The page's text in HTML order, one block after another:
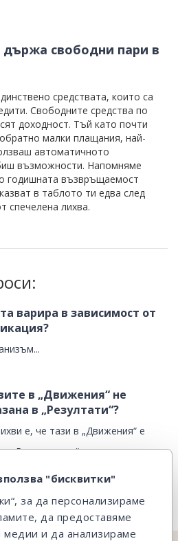
"бисквитки"
за да персонализираме
да предоставяме
и да анализираме
свободни пари в
средствата, които са
Свободните средства по
доходност. Тъй като почти
малки плащания, най-
автоматичното
възможности. Напомняме
годишната възвръщаемост
в таблото ти едва след
спечелена лихва.
варира в зависимост от
в „Движения“ не
в „Резултати“?
е, че тази в „Движения“ е
в „Резултатите“ еспечелената